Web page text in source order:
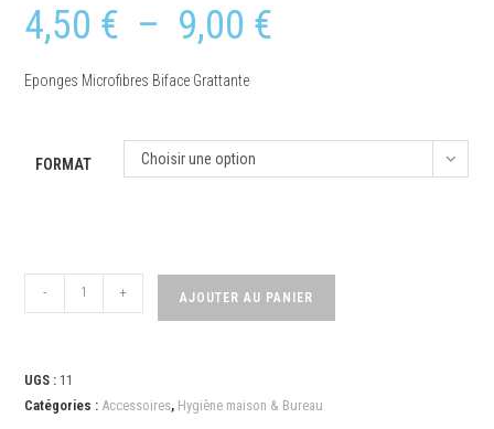
4,50 € – 9,00 €
Eponges Microfibres Biface Grattante
FORMAT Choisir une option
- + AJOUTER AU PANIER
UGS : 11
Catégories : Accessoires, Hygiène maison & Bureau